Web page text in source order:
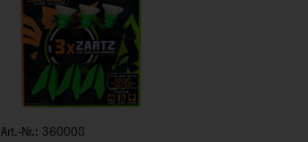
Art.-Nr.: 360008